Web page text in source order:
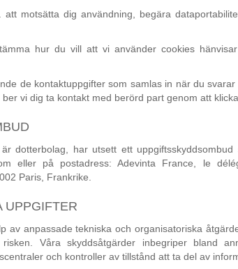
motsätta dig användning, begära
hur du vill att vi använder cookies
de kontaktuppgifter som samlas in när du
vi dig ta kontakt med berörd part genom att klicka
dotterbolag, har utsett ett
eller på postadress: Adevinta France, le
Paris, Frankrike.
UPPGIFTER
av anpassade tekniska och organisatoriska
Våra skyddsåtgärder inbegriper bland
och kontroller av tillstånd att ta del av